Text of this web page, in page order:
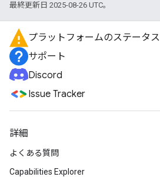
最終更新日 2025-08-26 UTC。
プラットフォームのステータス
サポート
Discord
Issue Tracker
詳細
よくある質問
Capabilities Explorer